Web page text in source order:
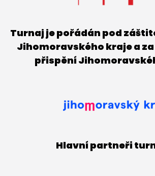
Turnaj je pořádán pod
Jihomoravského kraje a
přispění
Hlavní partneři